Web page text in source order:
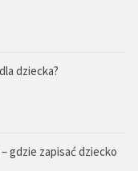
dziecka?
gdzie zapisać dziecko